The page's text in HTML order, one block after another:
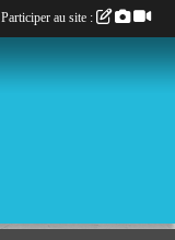
Participer au site :